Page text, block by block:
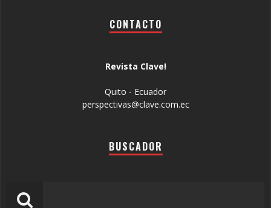
CONTACTO
Revista Clave!
Quito - Ecuador
perspectivas@clave.com.ec
BUSCADOR